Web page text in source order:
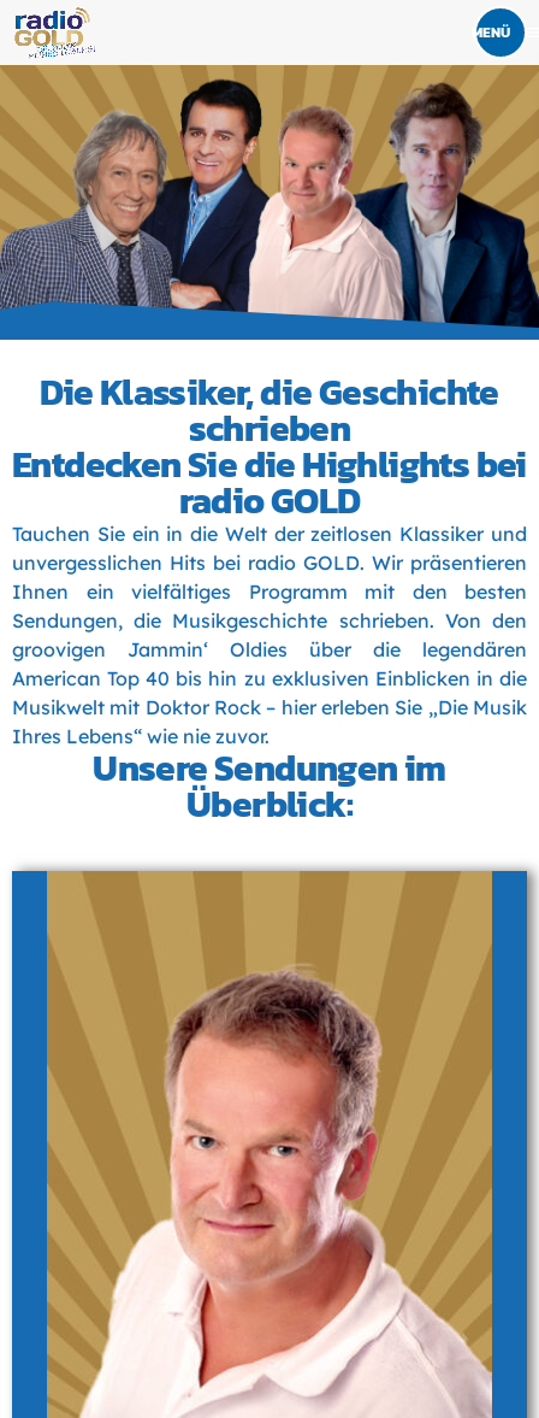
Die Klassiker, die Geschichte
schrieben
Entdecken Sie die Highlights bei
radio GOLD
Tauchen Sie ein in die Welt der zeitlosen Klassiker und
unvergesslichen Hits bei radio GOLD. Wir präsentieren
Ihnen ein vielfältiges Programm mit den besten
Sendungen, die Musikgeschichte schrieben. Von den
groovigen Jammin‘ Oldies über die legendären
American Top 40 bis hin zu exklusiven Einblicken in die
Musikwelt mit Doktor Rock – hier erleben Sie „Die Musik
Ihres Lebens“ wie nie zuvor.
Unsere Sendungen im
Überblick: